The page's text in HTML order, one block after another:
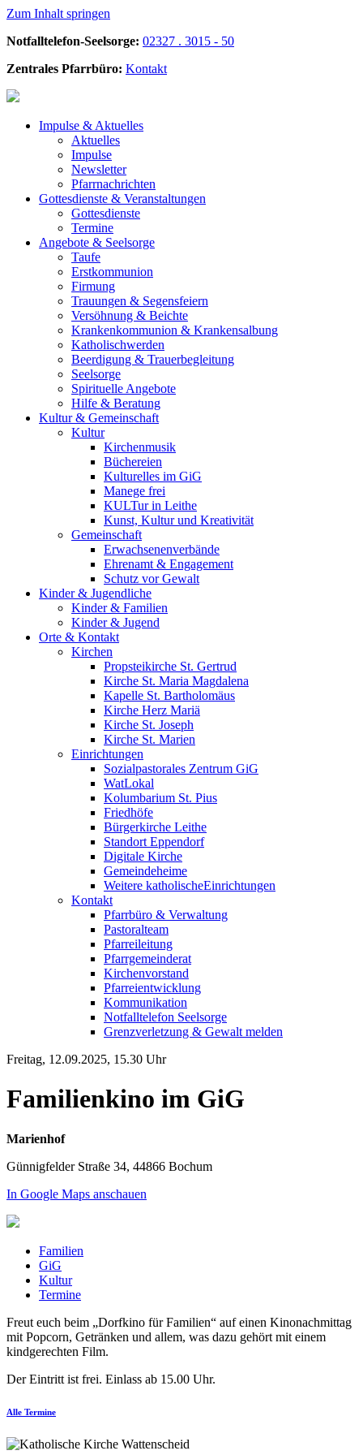
Zum Inhalt springen
Notfalltelefon-Seelsorge: 02327 . 3015 - 50
Zentrales Pfarrbüro: Kontakt
Impulse & Aktuelles
Aktuelles
Impulse
Newsletter
Pfarrnachrichten
Gottesdienste & Veranstaltungen
Gottesdienste
Termine
Angebote & Seelsorge
Taufe
Erstkommunion
Firmung
Trauungen & Segensfeiern
Versöhnung & Beichte
Krankenkommunion & Krankensalbung
Katholischwerden
Beerdigung & Trauerbegleitung
Seelsorge
Spirituelle Angebote
Hilfe & Beratung
Kultur & Gemeinschaft
Kultur
Kirchenmusik
Büchereien
Kulturelles im GiG
Manege frei
KULTur in Leithe
Kunst, Kultur und Kreativität
Gemeinschaft
Erwachsenenverbände
Ehrenamt & Engagement
Schutz vor Gewalt
Kinder & Jugendliche
Kinder & Familien
Kinder & Jugend
Orte & Kontakt
Kirchen
Propsteikirche St. Gertrud
Kirche St. Maria Magdalena
Kapelle St. Bartholomäus
Kirche Herz Mariä
Kirche St. Joseph
Kirche St. Marien
Einrichtungen
Sozialpastorales Zentrum GiG
WatLokal
Kolumbarium St. Pius
Friedhöfe
Bürgerkirche Leithe
Standort Eppendorf
Digitale Kirche
Gemeindeheime
Weitere katholische­­Einrichtungen
Kontakt
Pfarrbüro & Verwaltung
Pastoralteam
Pfarreileitung
Pfarrgemeinderat
Kirchenvorstand
Pfarreientwicklung
Kommunikation
Notfalltelefon Seelsorge
Grenzverletzung & Gewalt melden
Freitag, 12.09.2025, 15.30 Uhr
Familienkino im GiG
Marienhof
Günnigfelder Straße 34, 44866 Bochum
In Google Maps anschauen
Familien
GiG
Kultur
Termine
Freut euch beim „Dorfkino für Familien“ auf einen Kinonachmittag
mit Popcorn, Getränken und allem, was dazu gehört mit einem
kindgerechten Film.
Der Eintritt ist frei. Einlass ab 15.00 Uhr.
Alle Termine